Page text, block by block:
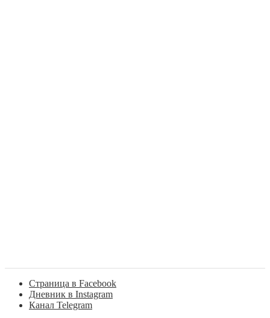
Страница в Facebook
Дневник в Instagram
Канал Telegram